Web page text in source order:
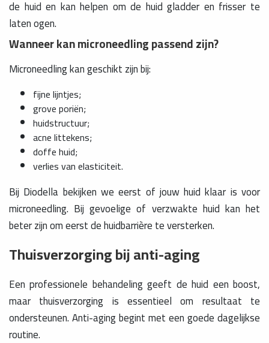
de huid en kan helpen om de huid gladder en frisser te
laten ogen.
Wanneer kan microneedling passend zijn?
Microneedling kan geschikt zijn bij:
fijne lijntjes;
grove poriën;
huidstructuur;
acne littekens;
doffe huid;
verlies van elasticiteit.
Bij Diodella bekijken we eerst of jouw huid klaar is voor
microneedling. Bij gevoelige of verzwakte huid kan het
beter zijn om eerst de huidbarrière te versterken.
Thuisverzorging bij anti-aging
Een professionele behandeling geeft de huid een boost,
maar thuisverzorging is essentieel om resultaat te
ondersteunen. Anti-aging begint met een goede dagelijkse
routine.